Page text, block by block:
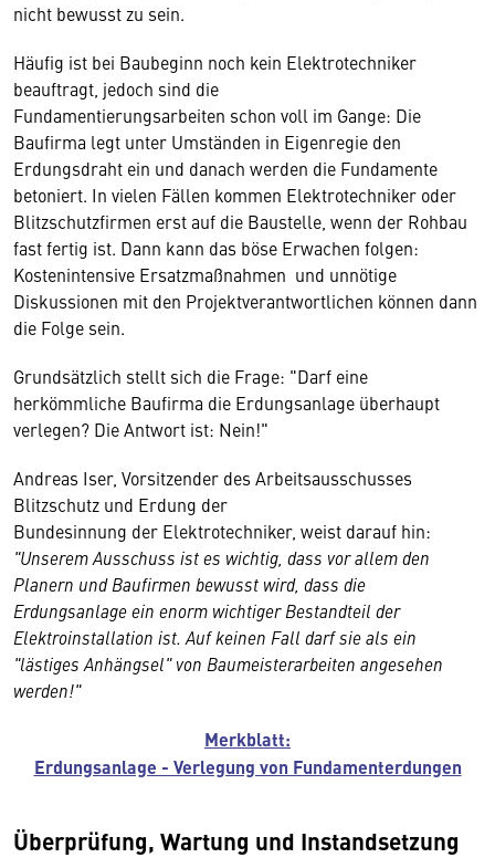
nicht bewusst zu sein.
Häufig ist bei Baubeginn noch kein Elektrotechniker
beauftragt, jedoch sind die
Fundamentierungsarbeiten schon voll im Gange: Die
Baufirma legt unter Umständen in Eigenregie den
Erdungsdraht ein und danach werden die Fundamente
betoniert. In vielen Fällen kommen Elektrotechniker oder
Blitzschutzfirmen erst auf die Baustelle, wenn der Rohbau
fast fertig ist. Dann kann das böse Erwachen folgen:
Kostenintensive Ersatzmaßnahmen und unnötige
Diskussionen mit den Projektverantwortlichen können dann
die Folge sein.
Grundsätzlich stellt sich die Frage: "Darf eine
herkömmliche Baufirma die Erdungsanlage überhaupt
verlegen? Die Antwort ist: Nein!"
Andreas Iser, Vorsitzender des Arbeitsausschusses
Blitzschutz und Erdung der
Bundesinnung der Elektrotechniker, weist darauf hin:
"Unserem Ausschuss ist es wichtig, dass vor allem den
Planern und Baufirmen bewusst wird, dass die
Erdungsanlage ein enorm wichtiger Bestandteil der
Elektroinstallation ist. Auf keinen Fall darf sie als ein
"lästiges Anhängsel" von Baumeisterarbeiten angesehen
werden!"
Merkblatt:
Erdungsanlage - Verlegung von Fundamenterdungen
Überprüfung, Wartung und Instandsetzung